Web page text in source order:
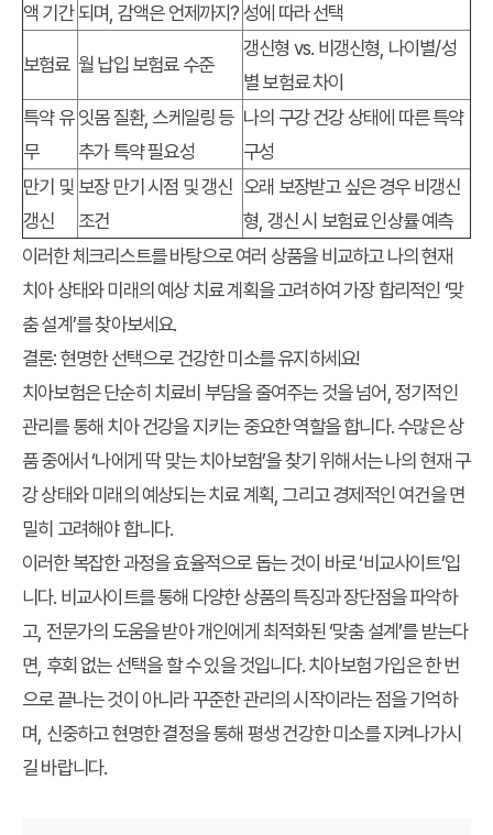
액 기간되며, 감액은 언제까지?성에 따라 선택
보험료 월 납입 보험료 수준
갱신형 vs. 비갱신형, 나이별/성
별 보험료 차이
특약 유
무
잇몸 질환, 스케일링 등
추가 특약 필요성
나의 구강 건강 상태에 따른 특약
구성
만기 및
갱신
보장 만기 시점 및 갱신
조건
오래 보장받고 싶은 경우 비갱신
형, 갱신 시 보험료 인상률 예측
이러한 체크리스트를 바탕으로 여러 상품을 비교하고 나의 현재
치아 상태와 미래의 예상 치료 계획을 고려하여 가장 합리적인 ‘맞
춤 설계’를 찾아보세요.
결론: 현명한 선택으로 건강한 미소를 유지하세요!
치아보험은 단순히 치료비 부담을 줄여주는 것을 넘어, 정기적인
관리를 통해 치아 건강을 지키는 중요한 역할을 합니다. 수많은 상
품 중에서 ‘나에게 딱 맞는 치아보험’을 찾기 위해서는 나의 현재 구
강 상태와 미래의 예상되는 치료 계획, 그리고 경제적인 여건을 면
밀히 고려해야 합니다.
이러한 복잡한 과정을 효율적으로 돕는 것이 바로 ‘비교사이트’입
니다. 비교사이트를 통해 다양한 상품의 특징과 장단점을 파악하
고, 전문가의 도움을 받아 개인에게 최적화된 ‘맞춤 설계’를 받는다
면, 후회 없는 선택을 할 수 있을 것입니다. 치아보험 가입은 한 번
으로 끝나는 것이 아니라 꾸준한 관리의 시작이라는 점을 기억하
며, 신중하고 현명한 결정을 통해 평생 건강한 미소를 지켜나가시
길 바랍니다.